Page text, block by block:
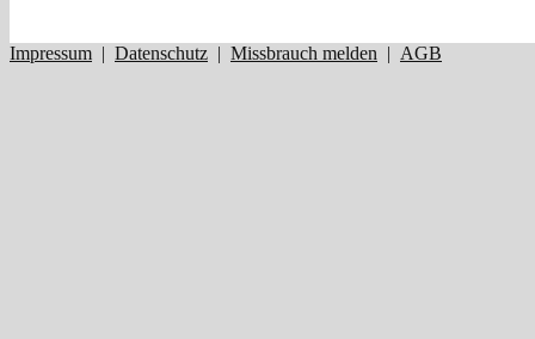
Impressum | Datenschutz | Missbrauch melden | AGB